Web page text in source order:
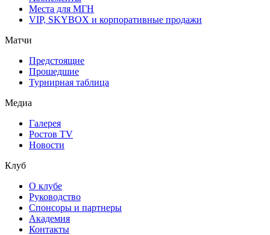
Места для МГН
VIP, SKYBOX и корпоративные продажи
Матчи
Предстоящие
Прошедшие
Турнирная таблица
Медиа
Галерея
Ростов TV
Новости
Клуб
О клубе
Руководство
Спонсоры и партнеры
Академия
Контакты